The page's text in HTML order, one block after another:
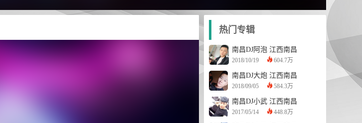
热门专辑
南昌DJ阿泡 江西南昌
2018/10/19 604.7万
南昌DJ大炮 江西南昌
2018/09/05 584.3万
南昌DJ小武 江西南昌
2017/05/14 448.8万